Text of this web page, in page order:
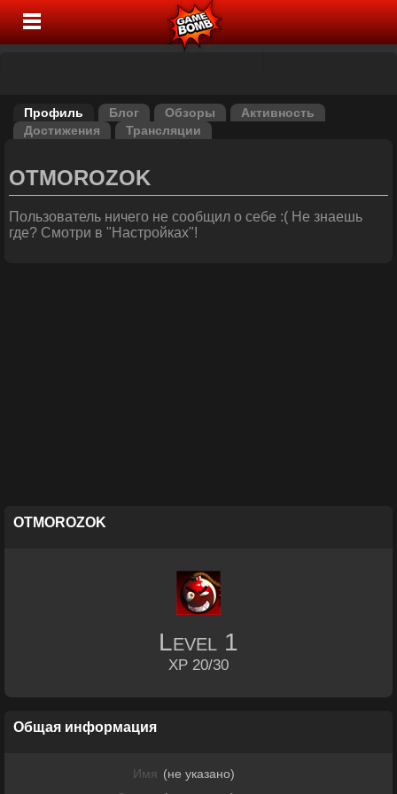
Профиль Блог Обзоры
Активность
Достижения
Трансляции
OTMOROZOK
Пользователь ничего не сообщил о себе :( Не знаешь
где? Смотри в "Настройках"!
OTMOROZOK
Level 1
XP 20/30
Общая информация
Имя (не указано)